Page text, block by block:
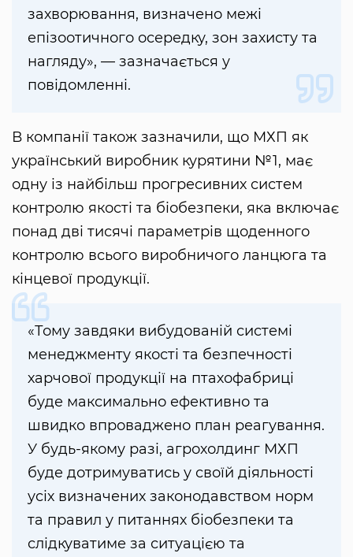
захворювання, визначено межі
епізоотичного осередку, зон захисту та
нагляду», — зазначається у
повідомленні.
В компанії також зазначили, що МХП як
український виробник курятини №1, має
одну із найбільш прогресивних систем
контролю якості та біобезпеки, яка включає
понад дві тисячі параметрів щоденного
контролю всього виробничого ланцюга та
кінцевої продукції.
«Тому завдяки вибудованій системі
менеджменту якості та безпечності
харчової продукції на птахофабриці
буде максимально ефективно та
швидко впроваджено план реагування.
У будь-якому разі, агрохолдинг МХП
буде дотримуватись у своїй діяльності
усіх визначених законодавством норм
та правил у питаннях біобезпеки та
слідкуватиме за ситуацією та